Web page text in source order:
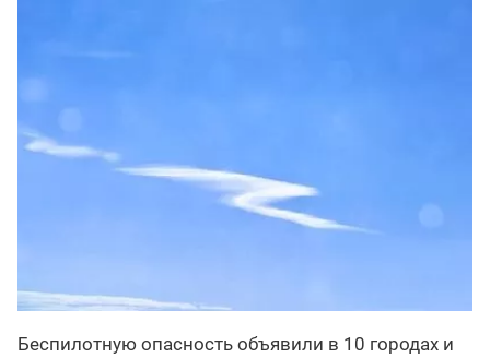
Беспилотную опасность объявили в 10 городах и